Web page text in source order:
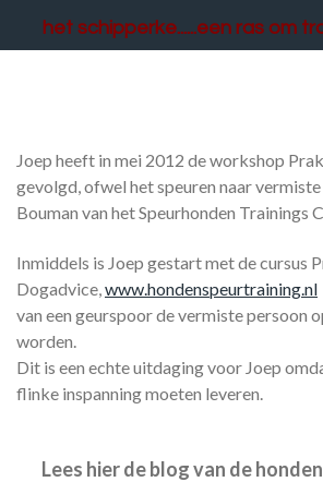
het schipperke......een ras om
Joep heeft in mei 2012 de workshop
gevolgd, ofwel het speuren naar
Bouman van het Speurhonden Trainings
Inmiddels is Joep gestart met de cursus
Dogadvice,www.hondenspeurtraining.nl
van een geurspoor de vermiste persoon
worden.
Dit is een echte uitdaging voor Joep
flinke inspanning moeten leveren.
Lees hier de blog van de